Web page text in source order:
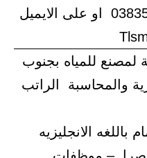
012171689 الدمام 038352049 او على الايميل
للمياه بجنوب
والمحاسبة الراتب
الانجليزيه